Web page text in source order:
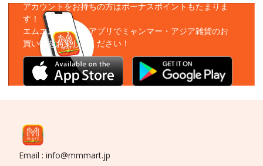
アカウントをお持ちの方はボーナスポイントもたまりま
す！
エムエムーマートアプリでミャンマー・アジア雑貨のお
買い物をお楽しみください！
Email : info@mmmart.jp